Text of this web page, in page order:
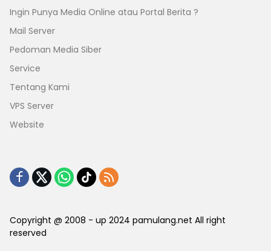
Ingin Punya Media Online atau Portal Berita ?
Mail Server
Pedoman Media Siber
Service
Tentang Kami
VPS Server
Website
Copyright @ 2008 - up 2024 pamulang.net All right
reserved